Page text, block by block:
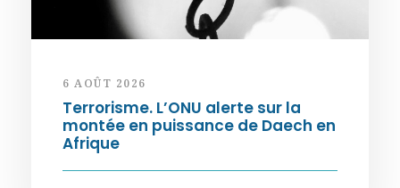
6 AOÛT 2026
Terrorisme. L’ONU alerte sur la
montée en puissance de Daech en
Afrique